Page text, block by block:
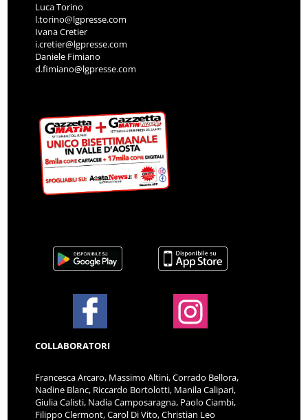
Luca Torino
l.torino@lgpresse.com
Ivana Cretier
i.cretier@lgpresse.com
Daniele Fimiano
d.fimiano@lgpresse.com
COLLABORATORI
Francesca Arcaro, Massimo Altini, Corrado Bellora,
Nadine Blanc, Riccardo Bortolotti, Manila Calipari,
Giulia Calisti, Nadia Camposaragna, Paolo Ciambi,
Filippo Clermont, Carol Di Vito, Christian Leo